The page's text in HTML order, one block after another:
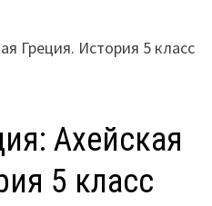
Ахейская
5 класс